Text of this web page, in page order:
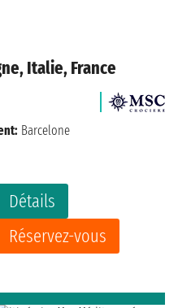
Italie, France
Détails
Réservez-vous
Barcelone